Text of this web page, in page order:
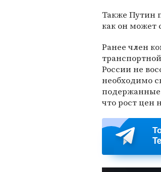
Также Путин
как он может
Ранее член
России не
необходимо
что рост цен